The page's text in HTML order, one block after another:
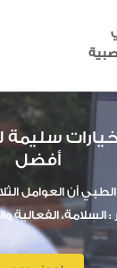
أفضل
أن العوامل
الفعالية